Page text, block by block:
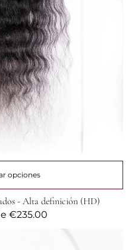
opciones
- Alta definición (HD)
€235.00